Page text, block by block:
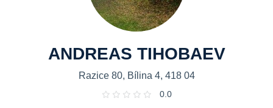
ANDREAS TIHOBAEV
Razice 80, Bílina 4, 418 04
0.0